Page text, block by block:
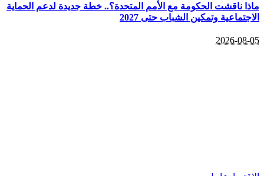
ماذا ناقشت الحكومة مع الأمم المتحدة؟.. خطة جديدة لدعم الحماية
الاجتماعية وتمكين الشباب حتى 2027
2026-08-05